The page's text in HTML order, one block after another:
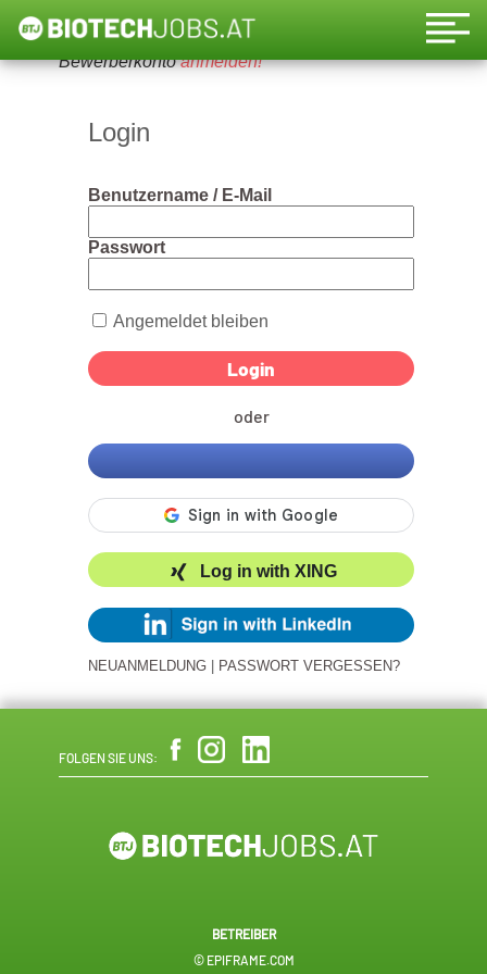
Um diese Funktion nutzen zu können, bitte ein
Bewerberkontoanmelden!
Login
Benutzername / E-Mail
Passwort
Angemeldet bleiben
oder
Log in with XING
NEUANMELDUNG PASSWORT VERGESSEN?
FOLGEN SIE UNS:
BETREIBER
© EPIFRAME.COM